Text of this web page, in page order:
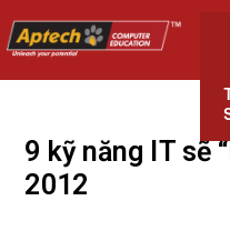
9 kỹ năng IT sẽ
2012